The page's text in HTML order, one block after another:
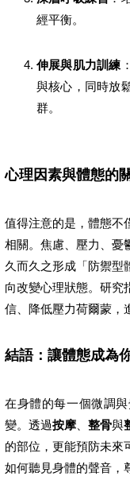
經平衡。
伸展與肌力訓練
與核心，同時放
群。
心理因素與體態的
值得注意的是，體態不
相關。焦慮、壓力、憂
久而久之形成「防禦型
向改變心理狀態。研究
信、降低壓力荷爾蒙，
結語：讓體態成為
在身體的每一個微調
變。透過按摩 、整骨與
的部位，更能預防未來
如何聽見身體的聲音，